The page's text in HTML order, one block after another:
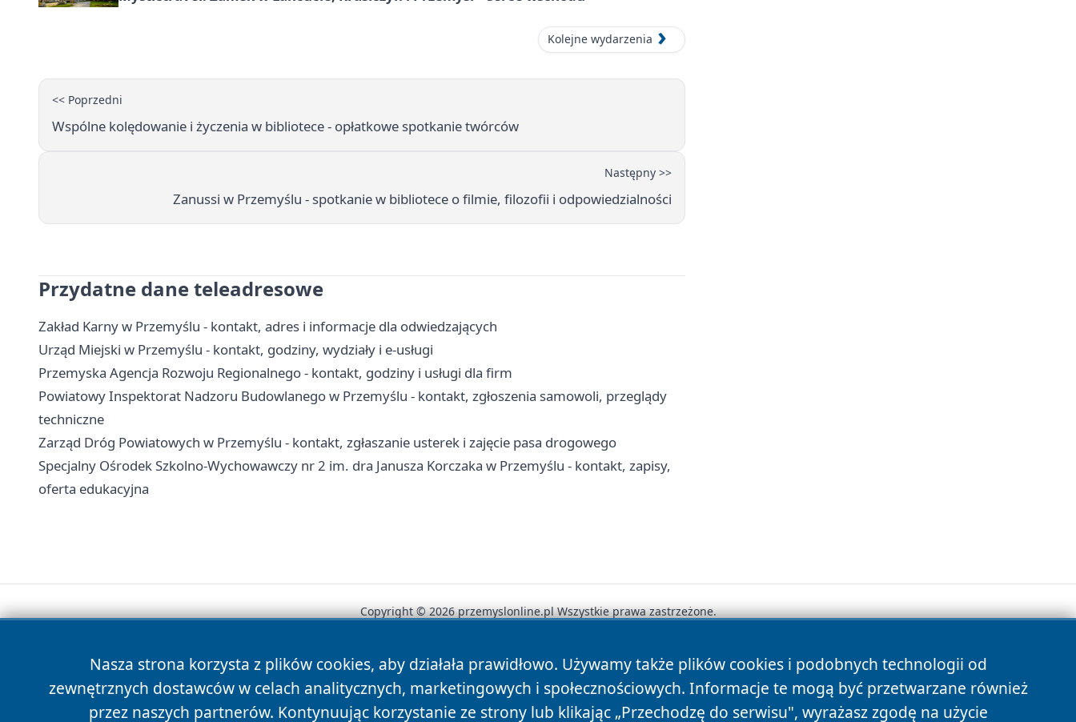
Kolejne wydarzenia
<< Poprzedni
Wspólne kolędowanie i życzenia w bibliotece - opłatkowe spotkanie twórców
Następny >>
Zanussi w Przemyślu - spotkanie w bibliotece o filmie, filozofii i odpowiedzialności
Przydatne dane teleadresowe
Zakład Karny w Przemyślu - kontakt, adres i informacje dla odwiedzających
Urząd Miejski w Przemyślu - kontakt, godziny, wydziały i e-usługi
Przemyska Agencja Rozwoju Regionalnego - kontakt, godziny i usługi dla firm
Powiatowy Inspektorat Nadzoru Budowlanego w Przemyślu - kontakt, zgłoszenia samowoli, przeglądy
techniczne
Zarząd Dróg Powiatowych w Przemyślu - kontakt, zgłaszanie usterek i zajęcie pasa drogowego
Specjalny Ośrodek Szkolno-Wychowawczy nr 2 im. dra Janusza Korczaka w Przemyślu - kontakt, zapisy,
oferta edukacyjna
Nasza strona korzysta z plików cookies, aby działała prawidłowo. Używamy także plików cookies i podobnych technologii od
zewnętrznych dostawców w celach analitycznych, marketingowych i społecznościowych. Informacje te mogą być przetwarzane również
przez naszych partnerów. Kontynuując korzystanie ze strony lub klikając „Przechodzę do serwisu", wyrażasz zgodę na użycie
Copyright © 2026 przemyslonline.pl Wszystkie prawa zastrzeżone.
News Autorzy Polityka Prywatności Polityka Cookies